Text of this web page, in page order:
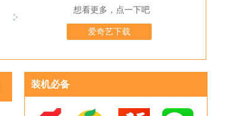
想看更多，点一下吧
爱奇艺下载
装机必备